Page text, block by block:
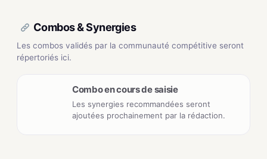
Combos & Synergies
Les combos validés par la communauté compétitive seront
répertoriés ici.
Combo en cours de saisie
Les synergies recommandées seront
ajoutées prochainement par la rédaction.